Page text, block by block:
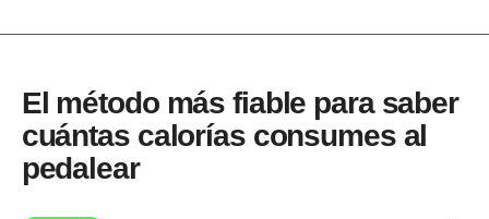
El método más fiable para saber
cuántas calorías consumes al
pedalear